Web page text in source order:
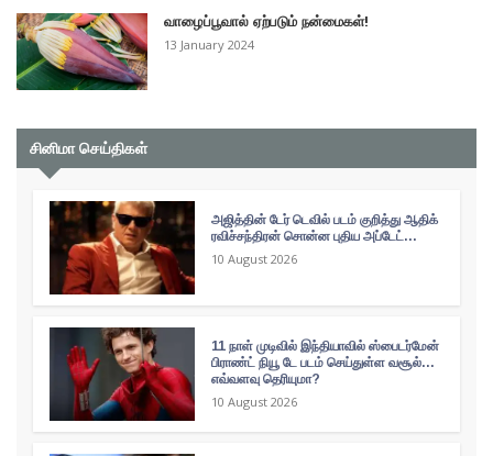
வாழைப்பூவால் ஏற்படும் நன்மைகள்!
13 January 2024
சினிமா செய்திகள்
அஜித்தின் டேர் டெவில் படம் குறித்து ஆதிக்
ரவிச்சந்திரன் சொன்ன புதிய அப்டேட்...
10 August 2026
11 நாள் முடிவில் இந்தியாவில் ஸ்பைடர்மேன்
பிராண்ட் நியூ டே படம் செய்துள்ள வசூல்...
எவ்வளவு தெரியுமா?
10 August 2026